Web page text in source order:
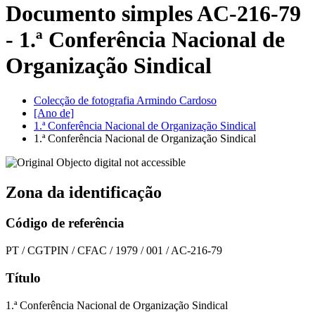
Documento simples AC-216-79
- 1.ª Conferência Nacional de
Organização Sindical
Colecção de fotografia Armindo Cardoso
[Ano de]
1.ª Conferência Nacional de Organização Sindical
1.ª Conferência Nacional de Organização Sindical
Zona da identificação
Código de referência
PT / CGTPIN / CFAC / 1979 / 001 / AC-216-79
Título
1.ª Conferência Nacional de Organização Sindical